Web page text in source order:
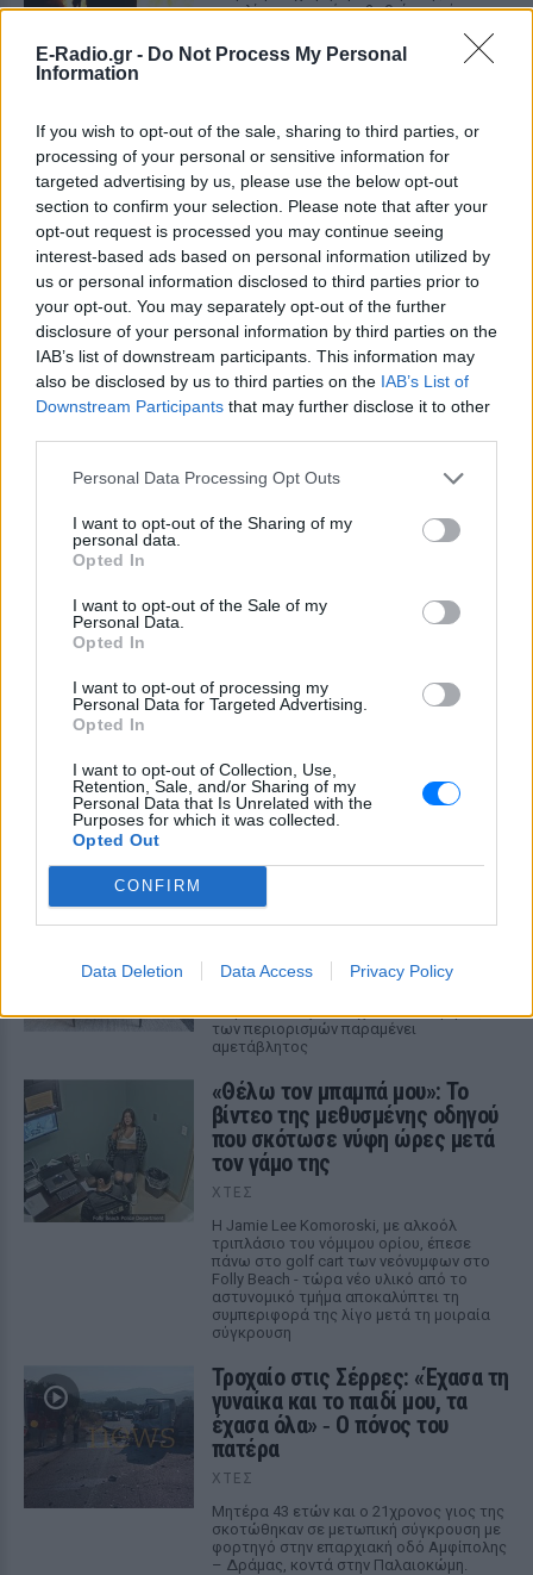
E-Radio.gr - Do Not Process My Personal
Information
If you wish to opt-out of the sale, sharing to third parties, or
processing of your personal or sensitive information for
targeted advertising by us, please use the below opt-out
section to confirm your selection. Please note that after your
opt-out request is processed you may continue seeing
interest-based ads based on personal information utilized by
us or personal information disclosed to third parties prior to
your opt-out. You may separately opt-out of the further
disclosure of your personal information by third parties on the
IAB’s list of downstream participants. This information may
also be disclosed by us to third parties on the IAB’s List of
Downstream Participants that may further disclose it to other
Personal Data Processing Opt Outs
I want to opt-out of the Sharing of my
personal data.
Opted In
I want to opt-out of the Sale of my
Personal Data.
Opted In
I want to opt-out of processing my
Personal Data for Targeted Advertising.
Opted In
I want to opt-out of Collection, Use,
Retention, Sale, and/or Sharing of my
Personal Data that Is Unrelated with the
Purposes for which it was collected.
Opted Out
CONFIRM
Data Deletion Data Access Privacy Policy
εκτυλίσσεται από τα βαθιά της νύχτας
Λασιθίου, όπου ξέσπασε πυρκαγιά στην
τοποθεσία Αχλάδια.
αυνανιζόταν κοιτάζοντας
13χρονη από το παράθυρό του
ΠΡΙΝ 9 ΏΡΕΣ
Μάθετε για τη σύλληψη 66χρονου που
αυνανιζόταν στη Νέα Αγχίαλο. Δείτε τις
λεπτομέρειες και την απόφαση του
δικαστηρίου. Διαβάστε τώρα!
Συνελήφθη για φόνο στο
Λονδίνο, αφέθηκε ελεύθερος
και σκότωσε ξανά – Η
αστυνομία ζητά συγγνώμη
ΠΡΙΝ 9 ΏΡΕΣ
γυναίκες μέσα σε τρένα της βρετανικής
πρωτεύουσας
Σούπερ μάρκετ: Μειώσεις τιμών έως 7% σε
πάνω από 1.000 προϊόντα, πότε ξεκινούν
Διευρύνεται η εθνική πρωτοβουλία για τις τιμές στο ράφι
των σούπερ μάρκετ: 686 επώνυμοι κωδικοί, ακόμη 230 σε
σχολικά και προϊόντα ιδιωτικής ετικέτας - Έρχονται νέες
συμμετοχές εταιρειών
ΠΡΙΝ 9 ΏΡΕΣ
Νέο χωροταξικό για τον
τουρισμό: Οι αλλαγές σε
ΠΡΙΝ 9 ΏΡΕΣ
Επιμένουν οι ξενοδόχοι ότι ο πυρήνας
των περιορισμών παραμένει
αμετάβλητος
«Θέλω τον μπαμπά μου»: Το
βίντεο της μεθυσμένης οδηγού
που σκότωσε νύφη ώρες μετά
τον γάμο της
ΧΤΕΣ
Η Jamie Lee Komoroski, με αλκοόλ
τριπλάσιο του νόμιμου ορίου, έπεσε
πάνω στο golf cart των νεόνυμφων στο
Folly Beach - τώρα νέο υλικό από το
αστυνομικό τμήμα αποκαλύπτει τη
συμπεριφορά της λίγο μετά τη μοιραία
σύγκρουση
Τροχαίο στις Σέρρες: «Έχασα τη
γυναίκα και το παιδί μου, τα
έχασα όλα» ‑ Ο πόνος του
πατέρα
ΧΤΕΣ
Μητέρα 43 ετών και ο 21χρονος γιος της
σκοτώθηκαν σε μετωπική σύγκρουση με
φορτηγό στην επαρχιακή οδό Αμφίπολης
– Δράμας, κοντά στην Παλαιοκώμη.